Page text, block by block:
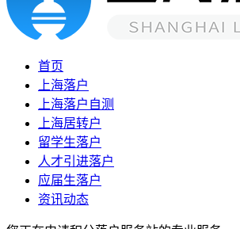
首页
上海落户
上海落户自测
上海居转户
留学生落户
人才引进落户
应届生落户
资讯动态